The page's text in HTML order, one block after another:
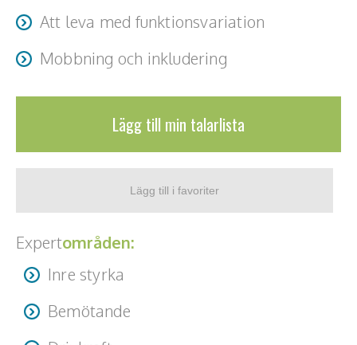
Att leva med funktionsvariation
Mobbning och inkludering
Lägg till min talarlista
Expertområden:
Inre styrka
Bemötande